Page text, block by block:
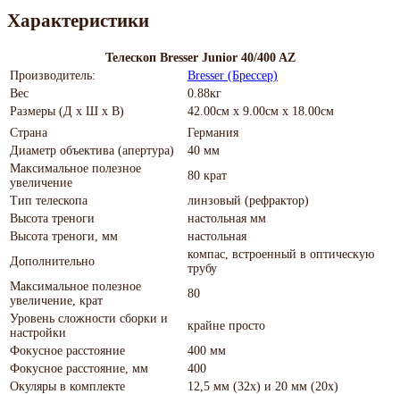
Характеристики
Телескоп Bresser Junior 40/400 AZ
Производитель:
Bresser (Брессер)
Вес
0.88кг
Размеры (Д х Ш х В)
42.00см x 9.00см x 18.00см
Страна
Германия
Диаметр объектива (апертура)
40 мм
Максимальное полезное
увеличение
80 крат
Тип телескопа
линзовый (рефрактор)
Высота треноги
настольная мм
Высота треноги, мм
настольная
Дополнительно
компас, встроенный в оптическую
трубу
Максимальное полезное
увеличение, крат
80
Уровень сложности сборки и
настройки
крайне просто
Фокусное расстояние
400 мм
Фокусное расстояние, мм
400
Окуляры в комплекте
12,5 мм (32х) и 20 мм (20х)